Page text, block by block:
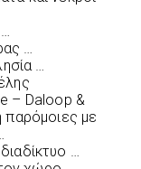
…
…
– Daloop &
παρόμοιες με
…